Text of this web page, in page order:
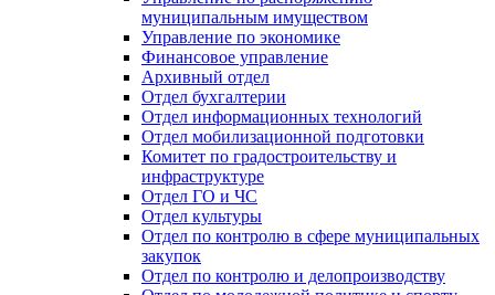
муниципальным имуществом
Управление по экономике
Финансовое управление
Архивный отдел
Отдел бухгалтерии
Отдел информационных технологий
Отдел мобилизационной подготовки
Комитет по градостроительству и
инфраструктуре
Отдел ГО и ЧС
Отдел культуры
Отдел по контролю в сфере муниципальных
закупок
Отдел по контролю и делопроизводству